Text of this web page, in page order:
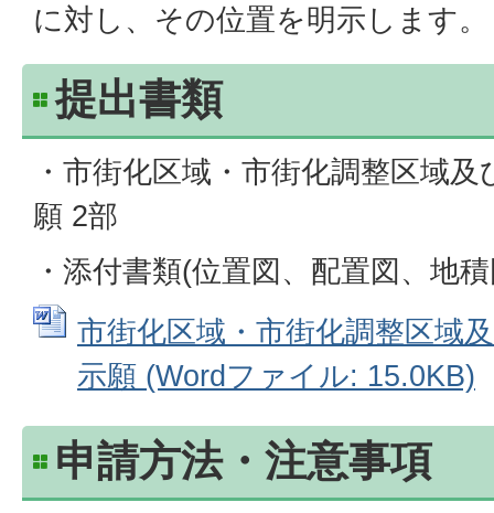
に対し、その位置を明示します。
提出書類
・市街化区域・市街化調整区域
願 2部
・添付書類(位置図、配置図、地
市街化区域・市街化調整区域
示願 (Wordファイル: 15.0KB)
申請方法・注意事項